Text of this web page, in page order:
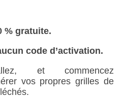
% gratuite.
code d’activation.
et commencez
vos propres grilles de